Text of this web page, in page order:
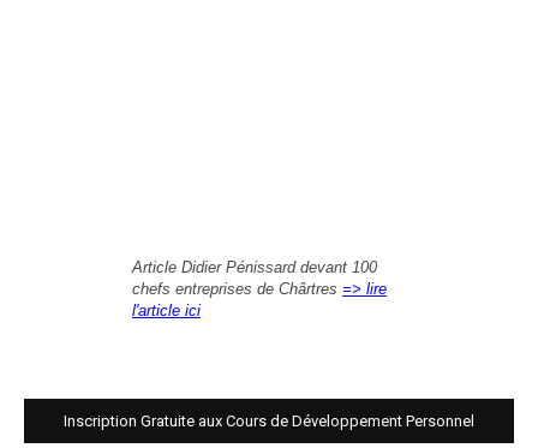
Article Didier Pénissard devant 100
chefs entreprises de Chârtres => lire
l'article ici
Inscription Gratuite aux Cours de Développement Personnel